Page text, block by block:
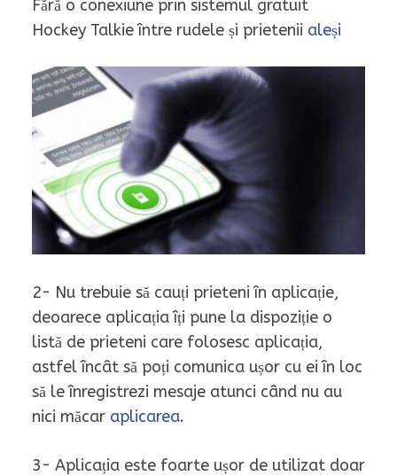
Fără o conexiune prin sistemul gratuit
Hockey Talkie între rudele și prietenii aleși
2- Nu trebuie să cauți prieteni în aplicație,
deoarece aplicația îți pune la dispoziție o
listă de prieteni care folosesc aplicația,
astfel încât să poți comunica ușor cu ei în loc
să le înregistrezi mesaje atunci când nu au
nici măcar aplicarea.
3- Aplicația este foarte ușor de utilizat doar